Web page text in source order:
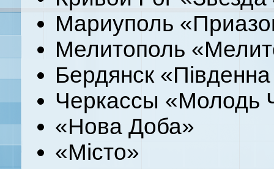
Мариуполь
Мелитополь
Бердянск
Черкассы «Молодь
«Нова Доба»
«Місто»